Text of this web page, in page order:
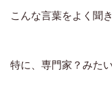
こんな言葉をよく聞
特に、専門家？みた